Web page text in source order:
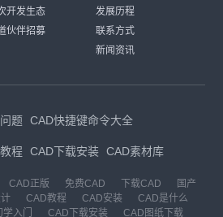
开发生态
伙伴招募
发展历程
联系方式
新闻资讯
题 CAD快捷键命令大全
程 CAD下载安装 CAD素材库
CAD正版 免费CAD 下载CAD
国产
CAD教程 CAD安装
CAD是什么
入门 CAD下载安装
CAD图纸下载